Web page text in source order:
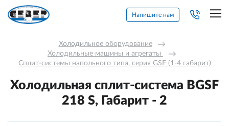
Напишите нам
Холодильное оборудование →
Холодильные машины и агрегаты →
Сплит-системы напольного типа, серия GSF (1-4 габарит)
Холодильная сплит-система BGSF
218 S, Габарит - 2